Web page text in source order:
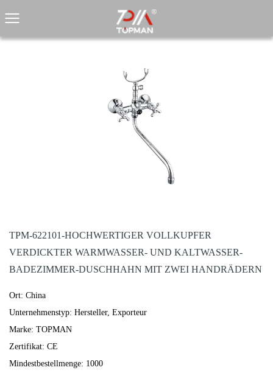
TPM-622101-HOCHWERTIGER VOLLKUPFER
VERDICKTER WARMWASSER- UND KALTWASSER-
BADEZIMMER-DUSCHHAHN MIT ZWEI HANDRÄDERN
Ort: China
Unternehmenstyp: Hersteller, Exporteur
Marke: TOPMAN
Zertifikat: CE
Mindestbestellmenge: 1000